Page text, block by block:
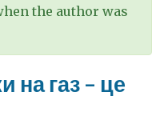
the author was
на газ – це